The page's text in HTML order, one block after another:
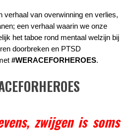
verhaal van overwinning en verlies,
een verhaal waarin we onze
het taboe rond mentaal welzijn bij
doorbreken en PTSD
#WERACEFORHEROES.
zwijgen is soms